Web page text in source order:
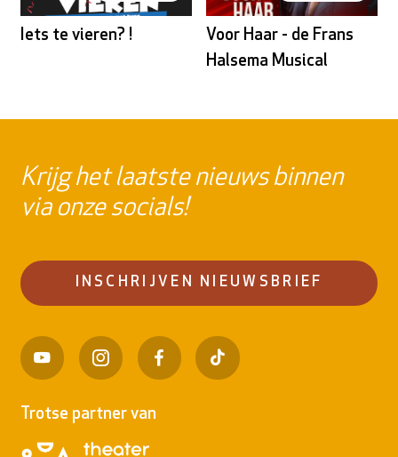
Iets te vieren? !
Voor Haar - de Frans
Halsema Musical
Krijg het laatste nieuws binnen
via onze socials!
INSCHRIJVEN NIEUWSBRIEF
Trotse partner van